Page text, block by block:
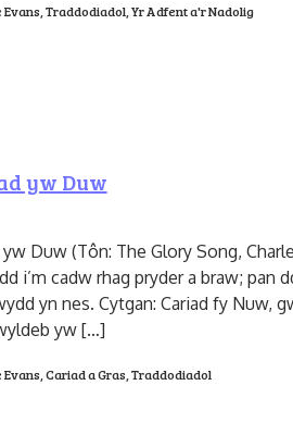
Evans Traddodiadol, Yr Adfent a'r Nadolig
yw Duw
yw Duw (Tôn: The Glory Song,
i’m cadw rhag pryder a braw; pan
yn nes. Cytgan: Cariad fy Nuw,
yw […]
Evans Cariad a Gras Traddodiadol